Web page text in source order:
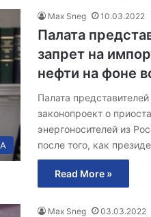
Max Sneg 10.03.2022
Палата
запрет на
нефти на фоне
Палата
законопроект о
энергоносителей из
после того, как
Read More »
Max Sneg 03.03.2022